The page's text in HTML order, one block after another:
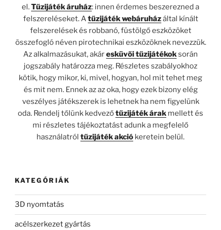
el.Tűzijáték áruház: innen érdemes beszerezned a
felszereléseket. A tűzijáték webáruházáltal kínált
felszerelések és robbanó, füstölgő eszközöket
összefogló néven pirotechnikai eszközöknek nevezzük.
Az alkalmazásukat, akáresküvői tűzijátékoksorán
jogszabály határozza meg. Részletes szabályokhoz
kötik, hogy mikor, ki, mivel, hogyan, hol mit tehet meg
és mit nem. Ennek az az oka, hogy ezek bizony elég
veszélyes játékszerek is lehetnek ha nem figyelünk
oda. Rendelj tőlünk kedvezőtűzijáték árak mellett és
mi részletes tájékoztatást adunk a megfelelő
használatról tűzijáték akció keretein belül.
KATEGÓRIÁK
3D nyomtatás
acélszerkezet gyártás